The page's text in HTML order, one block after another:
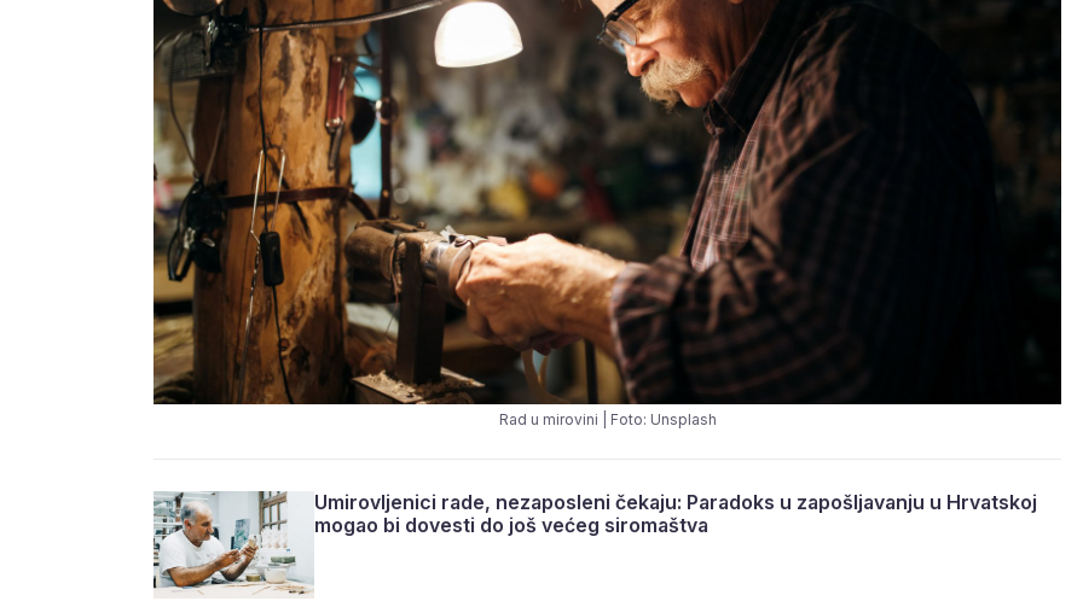
Rad u mirovini | Foto: Unsplash
Umirovljenici rade, nezaposleni čekaju: Paradoks u zapošljavanju u Hrvatskoj
mogao bi dovesti do još većeg siromaštva